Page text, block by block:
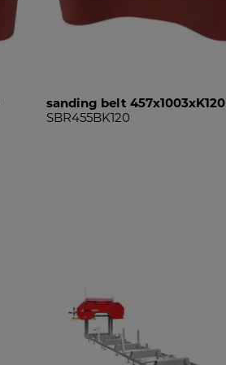
sanding belt 457x1003xK120
SBR455BK120